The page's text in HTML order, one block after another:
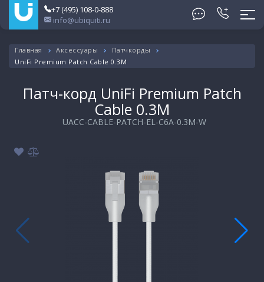
+7 (495) 108-0-888
info@ubiquiti.ru
Главная Аксессуары
Патчкорды
UniFi Premium Patch Cable 0.3M
Патч-корд UniFi Premium Patch
Cable 0.3M
UACC-CABLE-PATCH-EL-C6A-0.3M-W